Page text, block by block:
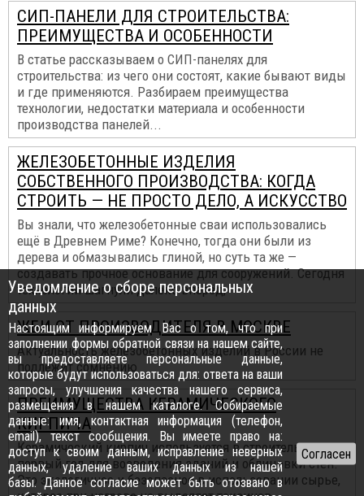
СИП-ПАНЕЛИ ДЛЯ СТРОИТЕЛЬСТВА:
ПРЕИМУЩЕСТВА И ОСОБЕННОСТИ
В статье рассказываем о СИП-панелях для
строительства: из чего они состоят, какие бывают виды
и где применяются. Разбираем преимущества
технологии, недостатки материала и особенности
производства панелей...
ЖЕЛЕЗОБЕТОННЫЕ ИЗДЕЛИЯ
СОБСТВЕННОГО ПРОИЗВОДСТВА: КОГДА
СТРОИТЬ — НЕ ПРОСТО ДЕЛО, А ИСКУССТВО
Вы знали, что железобетонные сваи использовались
ещё в Древнем Риме? Конечно, тогда они были из
дерева и обмазывались глиной, но суть та же —
создавать прочное основание для сооружений. Сегодня
технологии шагнули далеко вперёд,
ЖБИ ОТ ПРОИЗВОДИТЕЛЯ В МОСКВЕ
Актуальность железобетонных изделий в России не
подлежит сомнению
ПРЕИМУЩЕСТВА КЕРАМИЧЕСКОГО
КИРПИЧА
Керамический кирпич используется в строительстве не
первый год для возведения зданий и облицовки стен.
Это экологичное и безопасное в использовании сырье,
Уведомление о сборе персональных
данных
Настоящим информируем Вас о том, что при
заполнении формы обратной связи на нашем сайте,
вы предоставляете персональные данные,
которые будут использоваться для: ответа на ваши
запросы, улучшения качества нашего сервиса,
размещения в нашем каталоге. Собираемые
данные: имя, контактная информация (телефон,
email), текст сообщения. Вы имеете право на:
доступ к своим данным, исправление неверных
данных, удаление ваших данных из нашей
базы. Данное согласие может быть отозвано в